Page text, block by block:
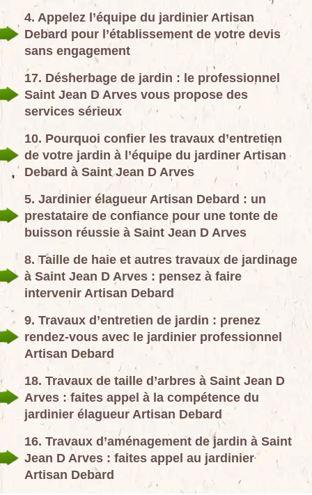
4. Appelez l’équipe du jardinier Artisan
Debard pour l’établissement de votre devis
sans engagement
17. Désherbage de jardin : le professionnel
Saint Jean D Arves vous propose des
services sérieux
10. Pourquoi confier les travaux d’entretien
de votre jardin à l’équipe du jardiner Artisan
Debard à Saint Jean D Arves
5. Jardinier élagueur Artisan Debard : un
prestataire de confiance pour une tonte de
buisson réussie à Saint Jean D Arves
8. Taille de haie et autres travaux de jardinage
à Saint Jean D Arves : pensez à faire
intervenir Artisan Debard
9. Travaux d’entretien de jardin : prenez
rendez-vous avec le jardinier professionnel
Artisan Debard
18. Travaux de taille d’arbres à Saint Jean D
Arves : faites appel à la compétence du
jardinier élagueur Artisan Debard
16. Travaux d’aménagement de jardin à Saint
Jean D Arves : faites appel au jardinier
Artisan Debard